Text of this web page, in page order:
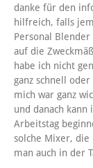
danke für den
hilfreich, falls
Personal
auf die
habe ich nicht
ganz schnell
mich war ganz
und danach kann
Arbeitstag
solche Mixer,
man auch in der